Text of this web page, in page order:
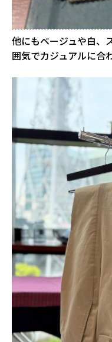
他にもベージュや白、
囲気でカジュアルに合